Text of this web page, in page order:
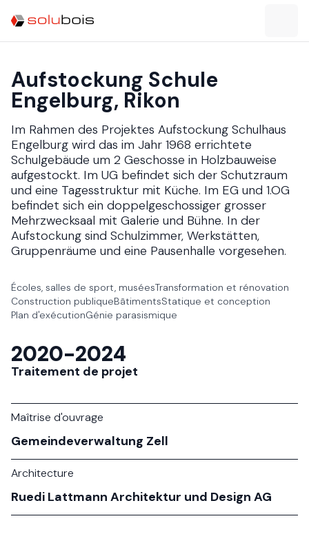
Aufstockung Schule
Engelburg, Rikon​​​​‌ ‍ ​‍​‍‌‍ ‌ ​‍‌‍‍‌‌‍‌ ‌‍‍‌‌‍ ‍​‍​‍​ ‍‍​‍​‍‌ ​ ‌‍​‌‌‍ ‍‌‍‍‌‌ ‌​‌ ‍‌​‍ ‍‌‍‍‌‌‍ ​‍​‍​‍ ​​‍​‍‌‍‍​‌ ​‍‌‍‌‌‌‍‌‍​‍​‍​ ‍‍​‍​‍‌‍‍​‌ ‌​‌ ‌​‌ ​​​ ‍‍​‍ ​‍ ‌‍ ​‌‍ ‌‍​ ‌‍​‌‌‍ ​‌‍‍​‌‍ ‌ ​ ‌ ‌​​ ‍‍​ ​ ​ ​ ​ ​ ​ ​ ​‍ ‌‍‍‌‌‍ ‍‌ ‌​‌‍‌‌‌‍ ‍‌ ‌​​‍ ‌‍‌‌‌‍‌​‌‍‍‌‌ ‌​​‍ ‌‍ ‌‌‍ ‌‍‌​‌‍‌‌​ ‌‌ ​​‌ ​‍‌‍‌‌‌ ​ ‌‍‌‌‌‍ ‍‌ ‌​‌‍​‌‌ ‌​‌‍‍‌‌‍ ‌‍ ‍​ ‍ ‌‍‍‌‌‍‌​​ ‌​ ‌‍​ ‌ ‌‍​ ​ ​ ‌‍‌‌​ ‍‌​ ‌​​ ​‍​‍ ‌​ ​​​ ‍​​ ​‌​ ​ ​‍ ‌​ ‌​‌‍‌‍​ ‌ ‌‍‌​​‍ ‌‌‍​‌​ ​‌‌‍‌‍​ ‍​​‍ ‌‌‍‌​​ ​​‌‍‌​​ ‌‌‌‍‌​‌‍‌​​ ‌‍​ ‌‍‌‍​ ​ ‌‌‌‍‌‍​ ‌‌​ ‍ ‌ ‌​‌ ‍‌‌ ​​‌‍‌‌​ ‌‌ ​​‌ ​‍‌‍ ‌‍‍‍‌‍‌‌‌‍​ ‌ ‌​​ ‍ ‌ ​​‌‍​‌‌ ‌​‌‍‍​​ ‌‌ ‌​‌‍‍‌‌ ‌​‌‍ ​‌‍‌‌​‍‌‌​ ‌‌‌​​‍‌‌ ‌‍‍ ‌‍‌‌‌ ‍‌​‍‌‌​ ​ ‌​‌​​‍‌‌​ ​ ‌​‌​​‍‌‌​ ​‍​ ​‍‌‍‌​‌‍‌‌​‍‌‌​ ​‍​ ​‍​‍‌‌​ ‌‌‌​‌​​‍ ‍‌ ‌‍‌‍​‌‌‍ ​‌ ‌‌‌‍‌‌​ ‌‍​‍‌‍​‌‌ ​ ‌‍‌‌‌‌‌‌‌ ​‍‌‍ ​​ ‌‌‍‍​‌ ‌​‌ ‌​‌ ​​​‍‌‌​ ​ ‌​​‌​‍‌‌​ ​‍‌​‌‍​‍‌‌​ ​‍‌​‌‍‌‍ ​‌‍ ‌‍​ ‌‍​‌‌‍ ​‌‍‍​‌‍ ‌ ​ ‌ ‌​​‍‌‌​ ​ ‌​​‌​ ​ ​ ​ ​ ​ ​ ​ ​‍‌‍‌‍‍‌‌‍‌​​ ‌​ ‌‍​ ‌ ‌‍​ ​ ​ ‌‍‌‌​ ‍‌​ ‌​​ ​‍​‍ ‌​ ​​​ ‍​​ ​‌​ ​ ​‍ ‌​ ‌​‌‍‌‍​ ‌ ‌‍‌​​‍ ‌‌‍​‌​ ​‌‌‍‌‍​ ‍​​‍ ‌‌‍‌​​ ​​‌‍‌​​ ‌‌‌‍‌​‌‍‌​​ ‌‍​ ‌‍‌‍​ ​ ‌‌‌‍‌‍​ ‌‌​‍‌‍‌ ‌​‌ ‍‌‌ ​​‌‍‌‌​ ‌‌ ​​‌ ​‍‌‍ ‌‍‍‍‌‍‌‌‌‍​ ‌ ‌​​‍‌‍‌ ​​‌‍​‌‌ ‌​‌‍‍​​ ‌‌ ‌​‌‍‍‌‌ ‌​‌‍ ​‌‍‌‌​‍‌‌​ ‌‌‌​​‍‌‌ ‌‍‍ ‌‍‌‌‌ ‍‌​‍‌‌​ ​ ‌​‌​​‍‌‌​ ​ ‌​‌​​‍‌‌​ ​‍​ ​‍‌‍‌​‌‍‌‌​‍‌‌​ ​‍​ ​‍​‍‌‌​ ‌‌‌​‌​​‍ ‍‌ ‌‍‌‍​‌‌‍ ​‌ ‌‌‌‍‌‌​‍‌‍‌ ​​‌‍‌‌‌ ​‍‌ ​ ‌ ​​‌‍‌‌‌‍​ ‌ ‌​‌‍‍‌‌ ‌‍‌‍‌‌​ ‌‌ ​​‌ ‌‌‌‍​‍‌‍ ​‌‍‍‌‌ ​ ‌‍‍​‌‍‌‌‌‍‌​​‍​‍‌ ‌
Im Rahmen des Projektes Aufstockung Schulhaus
Engelburg wird das im Jahr 1968 errichtete
Schulgebäude um 2 Geschosse in Holzbauweise
aufgestockt. Im UG befindet sich der Schutzraum
und eine Tagesstruktur mit Küche. Im EG und 1.OG
befindet sich ein doppelgeschossiger grosser
Mehrzwecksaal mit Galerie und Bühne. In der
Aufstockung sind Schulzimmer, Werkstätten,
Gruppenräume und eine Pausenhalle vorgesehen.​​​​‌ ‍ ​‍​‍‌‍ ‌ ​‍‌‍‍‌‌‍‌ ‌‍‍‌‌‍ ‍​‍​‍​ ‍‍​‍​‍‌ ​ ‌‍​‌‌‍ ‍‌‍‍‌‌ ‌​‌ ‍‌​‍ ‍‌‍‍‌‌‍ ​‍​‍​‍ ​​‍​‍‌‍‍​‌ ​‍‌‍‌‌‌‍‌‍​‍​‍​ ‍‍​‍​‍‌‍‍​‌ ‌​‌ ‌​‌ ​​​ ‍‍​‍ ​‍ ‌‍ ​‌‍ ‌‍​ ‌‍​‌‌‍ ​‌‍‍​‌‍ ‌ ​ ‌ ‌​​ ‍‍​ ​ ​ ​ ​ ​ ​ ​ ​‍ ‌‍‍‌‌‍ ‍‌ ‌​‌‍‌‌‌‍ ‍‌ ‌​​‍ ‌‍‌‌‌‍‌​‌‍‍‌‌ ‌​​‍ ‌‍ ‌‌‍ ‌‍‌​‌‍‌‌​ ‌‌ ​​‌ ​‍‌‍‌‌‌ ​ ‌‍‌‌‌‍ ‍‌ ‌​‌‍​‌‌ ‌​‌‍‍‌‌‍ ‌‍ ‍​ ‍ ‌‍‍‌‌‍‌​​ ‌​ ‌‍​ ‌ ‌‍​ ​ ​ ‌‍‌‌​ ‍‌​ ‌​​ ​‍​‍ ‌​ ​​​ ‍​​ ​‌​ ​ ​‍ ‌​ ‌​‌‍‌‍​ ‌ ‌‍‌​​‍ ‌‌‍​‌​ ​‌‌‍‌‍​ ‍​​‍ ‌‌‍‌​​ ​​‌‍‌​​ ‌‌‌‍‌​‌‍‌​​ ‌‍​ ‌‍‌‍​ ​ ‌‌‌‍‌‍​ ‌‌​ ‍ ‌ ‌​‌ ‍‌‌ ​​‌‍‌‌​ ‌‌ ​​‌ ​‍‌‍ ‌‍‍‍‌‍‌‌‌‍​ ‌ ‌​​ ‍ ‌ ​​‌‍​‌‌ ‌​‌‍‍​​ ‌‌ ​ ‌‍‍​‌‍ ‌ ​‍‌ ‌​‌​‌​‌‍‌‌‌ ​ ‌‍​ ‌ ​‍‌‍‍‌‌ ​​‌ ‌​‌‍‍‌‌‍ ‌‍ ‍​‍‌‌​ ‌‌‌​​‍‌‌ ‌‍‍ ‌‍‌‌‌ ‍‌​‍‌‌​ ​ ‌​‌​​‍‌‌​ ​ ‌​‌​​‍‌‌​ ​‍​ ​‍‌‍‌​‌‍‌‌​‍‌‌​ ​‍​ ​‍​‍‌‌​ ‌‌‌​‌​​‍ ‍‌ ‌‍‌‍​‌‌‍ ​‌ ‌‌‌‍‌‌​ ‌‍​‍‌‍​‌‌ ​ ‌‍‌‌‌‌‌‌‌ ​‍‌‍ ​​ ‌‌‍‍​‌ ‌​‌ ‌​‌ ​​​‍‌‌​ ​ ‌​​‌​‍‌‌​ ​‍‌​‌‍​‍‌‌​ ​‍‌​‌‍‌‍ ​‌‍ ‌‍​ ‌‍​‌‌‍ ​‌‍‍​‌‍ ‌ ​ ‌ ‌​​‍‌‌​ ​ ‌​​‌​ ​ ​ ​ ​ ​ ​ ​ ​‍‌‍‌‍‍‌‌‍‌​​ ‌​ ‌‍​ ‌ ‌‍​ ​ ​ ‌‍‌‌​ ‍‌​ ‌​​ ​‍​‍ ‌​ ​​​ ‍​​ ​‌​ ​ ​‍ ‌​ ‌​‌‍‌‍​ ‌ ‌‍‌​​‍ ‌‌‍​‌​ ​‌‌‍‌‍​ ‍​​‍ ‌‌‍‌​​ ​​‌‍‌​​ ‌‌‌‍‌​‌‍‌​​ ‌‍​ ‌‍‌‍​ ​ ‌‌‌‍‌‍​ ‌‌​‍‌‍‌ ‌​‌ ‍‌‌ ​​‌‍‌‌​ ‌‌ ​​‌ ​‍‌‍ ‌‍‍‍‌‍‌‌‌‍​ ‌ ‌​​‍‌‍‌ ​​‌‍​‌‌ ‌​‌‍‍​​ ‌‌ ​ ‌‍‍​‌‍ ‌ ​‍‌ ‌​‌​‌​‌‍‌‌‌ ​ ‌‍​ ‌ ​‍‌‍‍‌‌ ​​‌ ‌​‌‍‍‌‌‍ ‌‍ ‍​‍‌‌​ ‌‌‌​​‍‌‌ ‌‍‍ ‌‍‌‌‌ ‍‌​‍‌‌​ ​ ‌​‌​​‍‌‌​ ​ ‌​‌​​‍‌‌​ ​‍​ ​‍‌‍‌​‌‍‌‌​‍‌‌​ ​‍​ ​‍​‍‌‌​ ‌‌‌​‌​​‍ ‍‌ ‌‍‌‍​‌‌‍ ​‌ ‌‌‌‍‌‌​‍‌‍‌ ​​‌‍‌‌‌ ​‍‌ ​ ‌ ​​‌‍‌‌‌‍​ ‌ ‌​‌‍‍‌‌ ‌‍‌‍‌‌​ ‌‌ ​​‌ ‌‌‌‍​‍‌‍ ​‌‍‍‌‌ ​ ‌‍‍​‌‍‌‌‌‍‌​​‍​‍‌ ‌
Écoles, salles de sport, musées​​​​‌ ‍ ​‍​‍‌‍ ‌ ​‍‌‍‍‌‌‍‌ ‌‍‍‌‌‍ ‍​‍​‍​ ‍‍​‍​‍‌ ​ ‌‍​‌‌‍ ‍‌‍‍‌‌ ‌​‌ ‍‌​‍ ‍‌‍‍‌‌‍ ​‍​‍​‍ ​​‍​‍‌‍‍​‌ ​‍‌‍‌‌‌‍‌‍​‍​‍​ ‍‍​‍​‍‌‍‍​‌ ‌​‌ ‌​‌ ​​​ ‍‍​‍ ​‍ ‌‍ ​‌‍ ‌‍​ ‌‍​‌‌‍ ​‌‍‍​‌‍ ‌ ​ ‌ ‌​​ ‍‍​ ​ ​ ​ ​ ​ ​ ​ ​‍ ‌‍‍‌‌‍ ‍‌ ‌​‌‍‌‌‌‍ ‍‌ ‌​​‍ ‌‍‌‌‌‍‌​‌‍‍‌‌ ‌​​‍ ‌‍ ‌‌‍ ‌‍‌​‌‍‌‌​ ‌‌ ​​‌ ​‍‌‍‌‌‌ ​ ‌‍‌‌‌‍ ‍‌ ‌​‌‍​‌‌ ‌​‌‍‍‌‌‍ ‌‍ ‍​ ‍ ‌‍‍‌‌‍‌​​ ‌‌ ‌ ‌‍​‍‌ ​ ‌‍ ​​ ‌​‌‍ ‍‌​​‍‌​ ‌‌‌​‍‌‍ ‌‌​ ‌‌‍‌‍‌‌‌ ‌ ‌‌‌​​‍‌ ​​‌​​‍‌‌‍​​ ‌ ‌​‍‌‌ ​​‌‍‍‌​ ‍ ‌ ‌​‌ ‍‌‌ ​​‌‍‌‌​ ‌‌ ​​‌ ​‍‌‍ ‌‍‍‍‌‍‌‌‌‍​ ‌ ‌​‌​​ ‌‍​‌‌ ‌​‌‍‌‌‌‍‌ ‌‍ ‌ ​‍‌ ‍‌​ ‍ ‌ ​​‌‍​‌‌ ‌​‌‍‍​​ ‌‌‍ ‍‌‍​‌‌‍ ‌‌‍‌‌​‍‌‌​ ‌‌‌​​‍‌‌ ‌‍‍ ‌‍‌‌‌ ‍‌​‍‌‌​ ​ ‌​‌​​‍‌‌​ ​ ‌​‌​​‍‌‌​ ​‍​ ​‍‌‍‌‍‌ ​‍​‍‌‌​ ​‍​ ​‍​‍‌‌​ ‌‌‌​‌​​‍ ‍‌ ‌‍‌‍​‌‌‍ ​‌ ‌‌‌‍‌‌​ ‌‍​‍‌‍​‌‌ ​ ‌‍‌‌‌‌‌‌‌ ​‍‌‍ ​​ ‌‌‍‍​‌ ‌​‌ ‌​‌ ​​​‍‌‌​ ​ ‌​​‌​‍‌‌​ ​‍‌​‌‍​‍‌‌​ ​‍‌​‌‍‌‍ ​‌‍ ‌‍​ ‌‍​‌‌‍ ​‌‍‍​‌‍ ‌ ​ ‌ ‌​​‍‌‌​ ​ ‌​​‌​ ​ ​ ​ ​ ​ ​ ​ ​‍‌‍‌‍‍‌‌‍‌​​ ‌‌ ‌ ‌‍​‍‌ ​ ‌‍ ​​ ‌​‌‍ ‍‌​​‍‌​ ‌‌‌​‍‌‍ ‌‌​ ‌‌‍‌‍‌‌‌ ‌ ‌‌‌​​‍‌ ​​‌​​‍‌‌‍​​ ‌ ‌​‍‌‌ ​​‌‍‍‌​‍‌‍‌ ‌​‌ ‍‌‌ ​​‌‍‌‌​ ‌‌ ​​‌ ​‍‌‍ ‌‍‍‍‌‍‌‌‌‍​ ‌ ‌​‌​​ ‌‍​‌‌ ‌​‌‍‌‌‌‍‌ ‌‍ ‌ ​‍‌ ‍‌​‍‌‍‌ ​​‌‍​‌‌ ‌​‌‍‍​​ ‌‌‍ ‍‌‍​‌‌‍ ‌‌‍‌‌​‍‌‌​ ‌‌‌​​‍‌‌ ‌‍‍ ‌‍‌‌‌ ‍‌​‍‌‌​ ​ ‌​‌​​‍‌‌​ ​ ‌​‌​​‍‌‌​ ​‍​ ​‍‌‍‌‍‌ ​‍​‍‌‌​ ​‍​ ​‍​‍‌‌​ ‌‌‌​‌​​‍ ‍‌ ‌‍‌‍​‌‌‍ ​‌ ‌‌‌‍‌‌​‍‌‍‌ ​​‌‍‌‌‌ ​‍‌ ​ ‌ ​​‌‍‌‌‌‍​ ‌ ‌​‌‍‍‌‌ ‌‍‌‍‌‌​ ‌‌ ​​‌ ‌‌‌‍​‍‌‍ ​‌‍‍‌‌ ​ ‌‍‍​‌‍‌‌‌‍‌​​‍​‍‌ ‌Transformation et rénovation​​​​‌ ‍ ​‍​‍‌‍ ‌ ​‍‌‍‍‌‌‍‌ ‌‍‍‌‌‍ ‍​‍​‍​ ‍‍​‍​‍‌ ​ ‌‍​‌‌‍ ‍‌‍‍‌‌ ‌​‌ ‍‌​‍ ‍‌‍‍‌‌‍ ​‍​‍​‍ ​​‍​‍‌‍‍​‌ ​‍‌‍‌‌‌‍‌‍​‍​‍​ ‍‍​‍​‍‌‍‍​‌ ‌​‌ ‌​‌ ​​​ ‍‍​‍ ​‍ ‌‍ ​‌‍ ‌‍​ ‌‍​‌‌‍ ​‌‍‍​‌‍ ‌ ​ ‌ ‌​​ ‍‍​ ​ ​ ​ ​ ​ ​ ​ ​‍ ‌‍‍‌‌‍ ‍‌ ‌​‌‍‌‌‌‍ ‍‌ ‌​​‍ ‌‍‌‌‌‍‌​‌‍‍‌‌ ‌​​‍ ‌‍ ‌‌‍ ‌‍‌​‌‍‌‌​ ‌‌ ​​‌ ​‍‌‍‌‌‌ ​ ‌‍‌‌‌‍ ‍‌ ‌​‌‍​‌‌ ‌​‌‍‍‌‌‍ ‌‍ ‍​ ‍ ‌‍‍‌‌‍‌​​ ‌‌‌‍‌‌‍‍‌‌​‍‍‌‍‍‍‌ ​​‌ ‌‌‌ ‍​‌‍‍​‌ ‌ ​ ​ ‌‍‍‍‌‌‌​‌‍‌ ​ ‍‌‌ ‌ ​ ‌‍‌​‍‌‌‍‍ ‌‍ ‍‌‍‌‌‌‍‌​​ ​‍​ ‍ ‌ ‌​‌ ‍‌‌ ​​‌‍‌‌​ ‌‌ ​​‌ ​‍‌‍ ‌‍‍‍‌‍‌‌‌‍​ ‌ ‌​‌​​ ‌‍​‌‌ ‌​‌‍‌‌‌‍‌ ‌‍ ‌ ​‍‌ ‍‌​ ‍ ‌ ​​‌‍​‌‌ ‌​‌‍‍​​ ‌‌‍ ‍‌‍​‌‌‍ ‌‌‍‌‌​‍‌‌​ ‌‌‌​​‍‌‌ ‌‍‍ ‌‍‌‌‌ ‍‌​‍‌‌​ ​ ‌​‌​​‍‌‌​ ​ ‌​‌​​‍‌‌​ ​‍​ ​‍‌‍‌‍‌ ​‍​‍‌‌​ ​‍​ ​‍​‍‌‌​ ‌‌‌​‌​​‍ ‍‌ ‌‍‌‍​‌‌‍ ​‌ ‌‌‌‍‌‌​ ‌‍​‍‌‍​‌‌ ​ ‌‍‌‌‌‌‌‌‌ ​‍‌‍ ​​ ‌‌‍‍​‌ ‌​‌ ‌​‌ ​​​‍‌‌​ ​ ‌​​‌​‍‌‌​ ​‍‌​‌‍​‍‌‌​ ​‍‌​‌‍‌‍ ​‌‍ ‌‍​ ‌‍​‌‌‍ ​‌‍‍​‌‍ ‌ ​ ‌ ‌​​‍‌‌​ ​ ‌​​‌​ ​ ​ ​ ​ ​ ​ ​ ​‍‌‍‌‍‍‌‌‍‌​​ ‌‌‌‍‌‌‍‍‌‌​‍‍‌‍‍‍‌ ​​‌ ‌‌‌ ‍​‌‍‍​‌ ‌ ​ ​ ‌‍‍‍‌‌‌​‌‍‌ ​ ‍‌‌ ‌ ​ ‌‍‌​‍‌‌‍‍ ‌‍ ‍‌‍‌‌‌‍‌​​ ​‍​‍‌‍‌ ‌​‌ ‍‌‌ ​​‌‍‌‌​ ‌‌ ​​‌ ​‍‌‍ ‌‍‍‍‌‍‌‌‌‍​ ‌ ‌​‌​​ ‌‍​‌‌ ‌​‌‍‌‌‌‍‌ ‌‍ ‌ ​‍‌ ‍‌​‍‌‍‌ ​​‌‍​‌‌ ‌​‌‍‍​​ ‌‌‍ ‍‌‍​‌‌‍ ‌‌‍‌‌​‍‌‌​ ‌‌‌​​‍‌‌ ‌‍‍ ‌‍‌‌‌ ‍‌​‍‌‌​ ​ ‌​‌​​‍‌‌​ ​ ‌​‌​​‍‌‌​ ​‍​ ​‍‌‍‌‍‌ ​‍​‍‌‌​ ​‍​ ​‍​‍‌‌​ ‌‌‌​‌​​‍ ‍‌ ‌‍‌‍​‌‌‍ ​‌ ‌‌‌‍‌‌​‍‌‍‌ ​​‌‍‌‌‌ ​‍‌ ​ ‌ ​​‌‍‌‌‌‍​ ‌ ‌​‌‍‍‌‌ ‌‍‌‍‌‌​ ‌‌ ​​‌ ‌‌‌‍​‍‌‍ ​‌‍‍‌‌ ​ ‌‍‍​‌‍‌‌‌‍‌​​‍​‍‌ ‌
Construction publique​​​​‌ ‍ ​‍​‍‌‍ ‌ ​‍‌‍‍‌‌‍‌ ‌‍‍‌‌‍ ‍​‍​‍​ ‍‍​‍​‍‌ ​ ‌‍​‌‌‍ ‍‌‍‍‌‌ ‌​‌ ‍‌​‍ ‍‌‍‍‌‌‍ ​‍​‍​‍ ​​‍​‍‌‍‍​‌ ​‍‌‍‌‌‌‍‌‍​‍​‍​ ‍‍​‍​‍‌‍‍​‌ ‌​‌ ‌​‌ ​​​ ‍‍​‍ ​‍ ‌‍ ​‌‍ ‌‍​ ‌‍​‌‌‍ ​‌‍‍​‌‍ ‌ ​ ‌ ‌​​ ‍‍​ ​ ​ ​ ​ ​ ​ ​ ​‍ ‌‍‍‌‌‍ ‍‌ ‌​‌‍‌‌‌‍ ‍‌ ‌​​‍ ‌‍‌‌‌‍‌​‌‍‍‌‌ ‌​​‍ ‌‍ ‌‌‍ ‌‍‌​‌‍‌‌​ ‌‌ ​​‌ ​‍‌‍‌‌‌ ​ ‌‍‌‌‌‍ ‍‌ ‌​‌‍​‌‌ ‌​‌‍‍‌‌‍ ‌‍ ‍​ ‍ ‌‍‍‌‌‍‌​​ ‌‌‌‌‍‌​‌‍‌‌​ ‌​ ​‌ ‌‍‌ ​ ‌​ ​‌ ‍‍‌‌​‌‌‌‍​‌‍ ‌‌​‌‌ ​​‌‌‍​‌ ‍‌‌‍‌‍‌‍‍​‌ ‌‍‌​ ‌‌‍​‌​ ​‌‌​​​ ‍ ‌ ‌​‌ ‍‌‌ ​​‌‍‌‌​ ‌‌ ​​‌ ​‍‌‍ ‌‍‍‍‌‍‌‌‌‍​ ‌ ‌​‌​​ ‌‍​‌‌ ‌​‌‍‌‌‌‍‌ ‌‍ ‌ ​‍‌ ‍‌​ ‍ ‌ ​​‌‍​‌‌ ‌​‌‍‍​​ ‌‌‍ ‍‌‍​‌‌‍ ‌‌‍‌‌​‍‌‌​ ‌‌‌​​‍‌‌ ‌‍‍ ‌‍‌‌‌ ‍‌​‍‌‌​ ​ ‌​‌​​‍‌‌​ ​ ‌​‌​​‍‌‌​ ​‍​ ​‍‌‍‌‍‌ ​‍​‍‌‌​ ​‍​ ​‍​‍‌‌​ ‌‌‌​‌​​‍ ‍‌ ‌‍‌‍​‌‌‍ ​‌ ‌‌‌‍‌‌​ ‌‍​‍‌‍​‌‌ ​ ‌‍‌‌‌‌‌‌‌ ​‍‌‍ ​​ ‌‌‍‍​‌ ‌​‌ ‌​‌ ​​​‍‌‌​ ​ ‌​​‌​‍‌‌​ ​‍‌​‌‍​‍‌‌​ ​‍‌​‌‍‌‍ ​‌‍ ‌‍​ ‌‍​‌‌‍ ​‌‍‍​‌‍ ‌ ​ ‌ ‌​​‍‌‌​ ​ ‌​​‌​ ​ ​ ​ ​ ​ ​ ​ ​‍‌‍‌‍‍‌‌‍‌​​ ‌‌‌‌‍‌​‌‍‌‌​ ‌​ ​‌ ‌‍‌ ​ ‌​ ​‌ ‍‍‌‌​‌‌‌‍​‌‍ ‌‌​‌‌ ​​‌‌‍​‌ ‍‌‌‍‌‍‌‍‍​‌ ‌‍‌​ ‌‌‍​‌​ ​‌‌​​​‍‌‍‌ ‌​‌ ‍‌‌ ​​‌‍‌‌​ ‌‌ ​​‌ ​‍‌‍ ‌‍‍‍‌‍‌‌‌‍​ ‌ ‌​‌​​ ‌‍​‌‌ ‌​‌‍‌‌‌‍‌ ‌‍ ‌ ​‍‌ ‍‌​‍‌‍‌ ​​‌‍​‌‌ ‌​‌‍‍​​ ‌‌‍ ‍‌‍​‌‌‍ ‌‌‍‌‌​‍‌‌​ ‌‌‌​​‍‌‌ ‌‍‍ ‌‍‌‌‌ ‍‌​‍‌‌​ ​ ‌​‌​​‍‌‌​ ​ ‌​‌​​‍‌‌​ ​‍​ ​‍‌‍‌‍‌ ​‍​‍‌‌​ ​‍​ ​‍​‍‌‌​ ‌‌‌​‌​​‍ ‍‌ ‌‍‌‍​‌‌‍ ​‌ ‌‌‌‍‌‌​‍‌‍‌ ​​‌‍‌‌‌ ​‍‌ ​ ‌ ​​‌‍‌‌‌‍​ ‌ ‌​‌‍‍‌‌ ‌‍‌‍‌‌​ ‌‌ ​​‌ ‌‌‌‍​‍‌‍ ​‌‍‍‌‌ ​ ‌‍‍​‌‍‌‌‌‍‌​​‍​‍‌ ‌Bâtiments​​​​‌ ‍ ​‍​‍‌‍ ‌ ​‍‌‍‍‌‌‍‌ ‌‍‍‌‌‍ ‍​‍​‍​ ‍‍​‍​‍‌ ​ ‌‍​‌‌‍ ‍‌‍‍‌‌ ‌​‌ ‍‌​‍ ‍‌‍‍‌‌‍ ​‍​‍​‍ ​​‍​‍‌‍‍​‌ ​‍‌‍‌‌‌‍‌‍​‍​‍​ ‍‍​‍​‍‌‍‍​‌ ‌​‌ ‌​‌ ​​​ ‍‍​‍ ​‍ ‌‍ ​‌‍ ‌‍​ ‌‍​‌‌‍ ​‌‍‍​‌‍ ‌ ​ ‌ ‌​​ ‍‍​ ​ ​ ​ ​ ​ ​ ​ ​‍ ‌‍‍‌‌‍ ‍‌ ‌​‌‍‌‌‌‍ ‍‌ ‌​​‍ ‌‍‌‌‌‍‌​‌‍‍‌‌ ‌​​‍ ‌‍ ‌‌‍ ‌‍‌​‌‍‌‌​ ‌‌ ​​‌ ​‍‌‍‌‌‌ ​ ‌‍‌‌‌‍ ‍‌ ‌​‌‍​‌‌ ‌​‌‍‍‌‌‍ ‌‍ ‍​ ‍ ‌‍‍‌‌‍‌​​ ‌‌‍‌‍‌‍‌​‌‍‌‍‌‍ ‍‌‌​​‌ ‍​‌‌‍​‌‍‌​‌​‌‍‌‌‍‍‌ ‌ ‌​‌​‌​​ ‌​‍ ‌‍‍‍​ ‍‌‌‍​ ‌‌‌ ‌‍‍‌​ ​‌‌‌‍‍‌​​‌​ ‍ ‌ ‌​‌ ‍‌‌ ​​‌‍‌‌​ ‌‌‍​ ‌‍ ‌‍ ‌‌ ​​‌‍‌‌‌ ‌​‌‍‌‌‌‍ ‍‌‍​ ‌‍‌‌​ ‍ ‌ ​​‌‍​‌‌ ‌​‌‍‍​​ ‌‌‍ ‍‌‍​‌‌‍ ‌‌‍‌‌​‍‌‌​ ‌‌‌​​‍‌‌ ‌‍‍ ‌‍‌‌‌ ‍‌​‍‌‌​ ​ ‌​‌​​‍‌‌​ ​ ‌​‌​​‍‌‌​ ​‍​ ​‍‌‍‌‍‌ ​‍​‍‌‌​ ​‍​ ​‍​‍‌‌​ ‌‌‌​‌​​‍ ‍‌ ‌‍‌‍​‌‌‍ ​‌ ‌‌‌‍‌‌​ ‌‍​‍‌‍​‌‌ ​ ‌‍‌‌‌‌‌‌‌ ​‍‌‍ ​​ ‌‌‍‍​‌ ‌​‌ ‌​‌ ​​​‍‌‌​ ​ ‌​​‌​‍‌‌​ ​‍‌​‌‍​‍‌‌​ ​‍‌​‌‍‌‍ ​‌‍ ‌‍​ ‌‍​‌‌‍ ​‌‍‍​‌‍ ‌ ​ ‌ ‌​​‍‌‌​ ​ ‌​​‌​ ​ ​ ​ ​ ​ ​ ​ ​‍‌‍‌‍‍‌‌‍‌​​ ‌‌‍‌‍‌‍‌​‌‍‌‍‌‍ ‍‌‌​​‌ ‍​‌‌‍​‌‍‌​‌​‌‍‌‌‍‍‌ ‌ ‌​‌​‌​​ ‌​‍ ‌‍‍‍​ ‍‌‌‍​ ‌‌‌ ‌‍‍‌​ ​‌‌‌‍‍‌​​‌​‍‌‍‌ ‌​‌ ‍‌‌ ​​‌‍‌‌​ ‌‌‍​ ‌‍ ‌‍ ‌‌ ​​‌‍‌‌‌ ‌​‌‍‌‌‌‍ ‍‌‍​ ‌‍‌‌​‍‌‍‌ ​​‌‍​‌‌ ‌​‌‍‍​​ ‌‌‍ ‍‌‍​‌‌‍ ‌‌‍‌‌​‍‌‌​ ‌‌‌​​‍‌‌ ‌‍‍ ‌‍‌‌‌ ‍‌​‍‌‌​ ​ ‌​‌​​‍‌‌​ ​ ‌​‌​​‍‌‌​ ​‍​ ​‍‌‍‌‍‌ ​‍​‍‌‌​ ​‍​ ​‍​‍‌‌​ ‌‌‌​‌​​‍ ‍‌ ‌‍‌‍​‌‌‍ ​‌ ‌‌‌‍‌‌​‍‌‍‌ ​​‌‍‌‌‌ ​‍‌ ​ ‌ ​​‌‍‌‌‌‍​ ‌ ‌​‌‍‍‌‌ ‌‍‌‍‌‌​ ‌‌ ​​‌ ‌‌‌‍​‍‌‍ ​‌‍‍‌‌ ​ ‌‍‍​‌‍‌‌‌‍‌​​‍​‍‌ ‌Statique et conception​​​​‌ ‍ ​‍​‍‌‍ ‌ ​‍‌‍‍‌‌‍‌ ‌‍‍‌‌‍ ‍​‍​‍​ ‍‍​‍​‍‌ ​ ‌‍​‌‌‍ ‍‌‍‍‌‌ ‌​‌ ‍‌​‍ ‍‌‍‍‌‌‍ ​‍​‍​‍ ​​‍​‍‌‍‍​‌ ​‍‌‍‌‌‌‍‌‍​‍​‍​ ‍‍​‍​‍‌‍‍​‌ ‌​‌ ‌​‌ ​​​ ‍‍​‍ ​‍ ‌‍ ​‌‍ ‌‍​ ‌‍​‌‌‍ ​‌‍‍​‌‍ ‌ ​ ‌ ‌​​ ‍‍​ ​ ​ ​ ​ ​ ​ ​ ​‍ ‌‍‍‌‌‍ ‍‌ ‌​‌‍‌‌‌‍ ‍‌ ‌​​‍ ‌‍‌‌‌‍‌​‌‍‍‌‌ ‌​​‍ ‌‍ ‌‌‍ ‌‍‌​‌‍‌‌​ ‌‌ ​​‌ ​‍‌‍‌‌‌ ​ ‌‍‌‌‌‍ ‍‌ ‌​‌‍​‌‌ ‌​‌‍‍‌‌‍ ‌‍ ‍​ ‍ ‌‍‍‌‌‍‌​​ ‌​ ​ ​ ‍‌​ ​​​ ‌‌‌‍‌‌​ ​‍​ ​‍​ ‌‍​‍ ‌‌‍‌​​ ‍‌‌‍‌‍​ ‍‌​‍ ‌​ ‌​‌‍​‌​ ‌‌​ ‌​​‍ ‌​ ‍​​ ​ ​ ​ ​ ‍​​‍ ‌​ ​‌‌‍‌​​ ​​‌‍​ ‌‍‌‍​ ​‌​ ‍‌​ ‌‌​ ‌‌‌‍‌‍‌‍​‍​ ‌ ​ ‍ ‌ ‌​‌ ‍‌‌ ​​‌‍‌‌​ ‌‌‍​ ‌‍ ‌‍ ‌‌ ​​‌‍‌‌‌ ‌​‌‍‌‌‌‍ ‍‌‍​ ‌‍‌‌​ ‍ ‌ ​​‌‍​‌‌ ‌​‌‍‍​​ ‌‌‍ ‍‌‍​‌‌‍ ‌‌‍‌‌​‍‌‌​ ‌‌‌​​‍‌‌ ‌‍‍ ‌‍‌‌‌ ‍‌​‍‌‌​ ​ ‌​‌​​‍‌‌​ ​ ‌​‌​​‍‌‌​ ​‍​ ​‍‌‍‌‍‌ ​‍​‍‌‌​ ​‍​ ​‍​‍‌‌​ ‌‌‌​‌​​‍ ‍‌ ‌‍‌‍​‌‌‍ ​‌ ‌‌‌‍‌‌​ ‌‍​‍‌‍​‌‌ ​ ‌‍‌‌‌‌‌‌‌ ​‍‌‍ ​​ ‌‌‍‍​‌ ‌​‌ ‌​‌ ​​​‍‌‌​ ​ ‌​​‌​‍‌‌​ ​‍‌​‌‍​‍‌‌​ ​‍‌​‌‍‌‍ ​‌‍ ‌‍​ ‌‍​‌‌‍ ​‌‍‍​‌‍ ‌ ​ ‌ ‌​​‍‌‌​ ​ ‌​​‌​ ​ ​ ​ ​ ​ ​ ​ ​‍‌‍‌‍‍‌‌‍‌​​ ‌​ ​ ​ ‍‌​ ​​​ ‌‌‌‍‌‌​ ​‍​ ​‍​ ‌‍​‍ ‌‌‍‌​​ ‍‌‌‍‌‍​ ‍‌​‍ ‌​ ‌​‌‍​‌​ ‌‌​ ‌​​‍ ‌​ ‍​​ ​ ​ ​ ​ ‍​​‍ ‌​ ​‌‌‍‌​​ ​​‌‍​ ‌‍‌‍​ ​‌​ ‍‌​ ‌‌​ ‌‌‌‍‌‍‌‍​‍​ ‌ ​‍‌‍‌ ‌​‌ ‍‌‌ ​​‌‍‌‌​ ‌‌‍​ ‌‍ ‌‍ ‌‌ ​​‌‍‌‌‌ ‌​‌‍‌‌‌‍ ‍‌‍​ ‌‍‌‌​‍‌‍‌ ​​‌‍​‌‌ ‌​‌‍‍​​ ‌‌‍ ‍‌‍​‌‌‍ ‌‌‍‌‌​‍‌‌​ ‌‌‌​​‍‌‌ ‌‍‍ ‌‍‌‌‌ ‍‌​‍‌‌​ ​ ‌​‌​​‍‌‌​ ​ ‌​‌​​‍‌‌​ ​‍​ ​‍‌‍‌‍‌ ​‍​‍‌‌​ ​‍​ ​‍​‍‌‌​ ‌‌‌​‌​​‍ ‍‌ ‌‍‌‍​‌‌‍ ​‌ ‌‌‌‍‌‌​‍‌‍‌ ​​‌‍‌‌‌ ​‍‌ ​ ‌ ​​‌‍‌‌‌‍​ ‌ ‌​‌‍‍‌‌ ‌‍‌‍‌‌​ ‌‌ ​​‌ ‌‌‌‍​‍‌‍ ​‌‍‍‌‌ ​ ‌‍‍​‌‍‌‌‌‍‌​​‍​‍‌ ‌
Plan d'exécution​​​​‌ ‍ ​‍​‍‌‍ ‌ ​‍‌‍‍‌‌‍‌ ‌‍‍‌‌‍ ‍​‍​‍​ ‍‍​‍​‍‌ ​ ‌‍​‌‌‍ ‍‌‍‍‌‌ ‌​‌ ‍‌​‍ ‍‌‍‍‌‌‍ ​‍​‍​‍ ​​‍​‍‌‍‍​‌ ​‍‌‍‌‌‌‍‌‍​‍​‍​ ‍‍​‍​‍‌‍‍​‌ ‌​‌ ‌​‌ ​​​ ‍‍​‍ ​‍ ‌‍ ​‌‍ ‌‍​ ‌‍​‌‌‍ ​‌‍‍​‌‍ ‌ ​ ‌ ‌​​ ‍‍​ ​ ​ ​ ​ ​ ​ ​ ​‍ ‌‍‍‌‌‍ ‍‌ ‌​‌‍‌‌‌‍ ‍‌ ‌​​‍ ‌‍‌‌‌‍‌​‌‍‍‌‌ ‌​​‍ ‌‍ ‌‌‍ ‌‍‌​‌‍‌‌​ ‌‌ ​​‌ ​‍‌‍‌‌‌ ​ ‌‍‌‌‌‍ ‍‌ ‌​‌‍​‌‌ ‌​‌‍‍‌‌‍ ‌‍ ‍​ ‍ ‌‍‍‌‌‍‌​​ ‌​ ​‌‌‍​‌‌‍‌‍‌‍​‌​ ‌​‌‍‌‌​ ​ ​ ‍​​‍ ‌​ ‌‍‌‍​‍‌‍​‌‌‍‌‍​‍ ‌​ ‌​​ ‌​‌‍​‍​ ‌‍​‍ ‌​ ‍​​ ‌‍‌‍​ ‌‍‌‌​‍ ‌‌‍​‍‌‍​ ‌‍‌‌‌‍​ ​ ​​​ ‌​​ ​ ​ ‌‍​ ‌‍​ ​ ​ ‌‍​ ​​​ ‍ ‌ ‌​‌ ‍‌‌ ​​‌‍‌‌​ ‌‌‍​ ‌‍ ‌‍ ‌‌ ​​‌‍‌‌‌ ‌​‌‍‌‌‌‍ ‍‌‍​ ‌‍‌‌​ ‍ ‌ ​​‌‍​‌‌ ‌​‌‍‍​​ ‌‌‍ ‍‌‍​‌‌‍ ‌‌‍‌‌​‍‌‌​ ‌‌‌​​‍‌‌ ‌‍‍ ‌‍‌‌‌ ‍‌​‍‌‌​ ​ ‌​‌​​‍‌‌​ ​ ‌​‌​​‍‌‌​ ​‍​ ​‍‌‍‌‍‌ ​‍​‍‌‌​ ​‍​ ​‍​‍‌‌​ ‌‌‌​‌​​‍ ‍‌ ‌‍‌‍​‌‌‍ ​‌ ‌‌‌‍‌‌​ ‌‍​‍‌‍​‌‌ ​ ‌‍‌‌‌‌‌‌‌ ​‍‌‍ ​​ ‌‌‍‍​‌ ‌​‌ ‌​‌ ​​​‍‌‌​ ​ ‌​​‌​‍‌‌​ ​‍‌​‌‍​‍‌‌​ ​‍‌​‌‍‌‍ ​‌‍ ‌‍​ ‌‍​‌‌‍ ​‌‍‍​‌‍ ‌ ​ ‌ ‌​​‍‌‌​ ​ ‌​​‌​ ​ ​ ​ ​ ​ ​ ​ ​‍‌‍‌‍‍‌‌‍‌​​ ‌​ ​‌‌‍​‌‌‍‌‍‌‍​‌​ ‌​‌‍‌‌​ ​ ​ ‍​​‍ ‌​ ‌‍‌‍​‍‌‍​‌‌‍‌‍​‍ ‌​ ‌​​ ‌​‌‍​‍​ ‌‍​‍ ‌​ ‍​​ ‌‍‌‍​ ‌‍‌‌​‍ ‌‌‍​‍‌‍​ ‌‍‌‌‌‍​ ​ ​​​ ‌​​ ​ ​ ‌‍​ ‌‍​ ​ ​ ‌‍​ ​​​‍‌‍‌ ‌​‌ ‍‌‌ ​​‌‍‌‌​ ‌‌‍​ ‌‍ ‌‍ ‌‌ ​​‌‍‌‌‌ ‌​‌‍‌‌‌‍ ‍‌‍​ ‌‍‌‌​‍‌‍‌ ​​‌‍​‌‌ ‌​‌‍‍​​ ‌‌‍ ‍‌‍​‌‌‍ ‌‌‍‌‌​‍‌‌​ ‌‌‌​​‍‌‌ ‌‍‍ ‌‍‌‌‌ ‍‌​‍‌‌​ ​ ‌​‌​​‍‌‌​ ​ ‌​‌​​‍‌‌​ ​‍​ ​‍‌‍‌‍‌ ​‍​‍‌‌​ ​‍​ ​‍​‍‌‌​ ‌‌‌​‌​​‍ ‍‌ ‌‍‌‍​‌‌‍ ​‌ ‌‌‌‍‌‌​‍‌‍‌ ​​‌‍‌‌‌ ​‍‌ ​ ‌ ​​‌‍‌‌‌‍​ ‌ ‌​‌‍‍‌‌ ‌‍‌‍‌‌​ ‌‌ ​​‌ ‌‌‌‍​‍‌‍ ​‌‍‍‌‌ ​ ‌‍‍​‌‍‌‌‌‍‌​​‍​‍‌ ‌Génie parasismique​​​​‌ ‍ ​‍​‍‌‍ ‌ ​‍‌‍‍‌‌‍‌ ‌‍‍‌‌‍ ‍​‍​‍​ ‍‍​‍​‍‌ ​ ‌‍​‌‌‍ ‍‌‍‍‌‌ ‌​‌ ‍‌​‍ ‍‌‍‍‌‌‍ ​‍​‍​‍ ​​‍​‍‌‍‍​‌ ​‍‌‍‌‌‌‍‌‍​‍​‍​ ‍‍​‍​‍‌‍‍​‌ ‌​‌ ‌​‌ ​​​ ‍‍​‍ ​‍ ‌‍ ​‌‍ ‌‍​ ‌‍​‌‌‍ ​‌‍‍​‌‍ ‌ ​ ‌ ‌​​ ‍‍​ ​ ​ ​ ​ ​ ​ ​ ​‍ ‌‍‍‌‌‍ ‍‌ ‌​‌‍‌‌‌‍ ‍‌ ‌​​‍ ‌‍‌‌‌‍‌​‌‍‍‌‌ ‌​​‍ ‌‍ ‌‌‍ ‌‍‌​‌‍‌‌​ ‌‌ ​​‌ ​‍‌‍‌‌‌ ​ ‌‍‌‌‌‍ ‍‌ ‌​‌‍​‌‌ ‌​‌‍‍‌‌‍ ‌‍ ‍​ ‍ ‌‍‍‌‌‍‌​​ ‌​ ‍‌​ ​‌‌ ‌‍‌‍ ‌‌​‌‍‌‍‌​‌‍‌ ‌‌​‍‌ ‍‍​ ‌‌‌‌‌‌‌​‌‍‌​‌‌‌‌‍‌‌‍​‍​ ‌‍‌‌​ ‌‌‌​‌‍ ‌‌​‍​‌ ​ ​ ‍‌​ ‍ ‌ ‌​‌ ‍‌‌ ​​‌‍‌‌​ ‌‌‍​ ‌‍ ‌‍ ‌‌ ​​‌‍‌‌‌ ‌​‌‍‌‌‌‍ ‍‌‍​ ‌‍‌‌​ ‍ ‌ ​​‌‍​‌‌ ‌​‌‍‍​​ ‌‌‍ ‍‌‍​‌‌‍ ‌‌‍‌‌​‍‌‌​ ‌‌‌​​‍‌‌ ‌‍‍ ‌‍‌‌‌ ‍‌​‍‌‌​ ​ ‌​‌​​‍‌‌​ ​ ‌​‌​​‍‌‌​ ​‍​ ​‍‌‍‌‍‌ ​‍​‍‌‌​ ​‍​ ​‍​‍‌‌​ ‌‌‌​‌​​‍ ‍‌ ‌‍‌‍​‌‌‍ ​‌ ‌‌‌‍‌‌​ ‌‍​‍‌‍​‌‌ ​ ‌‍‌‌‌‌‌‌‌ ​‍‌‍ ​​ ‌‌‍‍​‌ ‌​‌ ‌​‌ ​​​‍‌‌​ ​ ‌​​‌​‍‌‌​ ​‍‌​‌‍​‍‌‌​ ​‍‌​‌‍‌‍ ​‌‍ ‌‍​ ‌‍​‌‌‍ ​‌‍‍​‌‍ ‌ ​ ‌ ‌​​‍‌‌​ ​ ‌​​‌​ ​ ​ ​ ​ ​ ​ ​ ​‍‌‍‌‍‍‌‌‍‌​​ ‌​ ‍‌​ ​‌‌ ‌‍‌‍ ‌‌​‌‍‌‍‌​‌‍‌ ‌‌​‍‌ ‍‍​ ‌‌‌‌‌‌‌​‌‍‌​‌‌‌‌‍‌‌‍​‍​ ‌‍‌‌​ ‌‌‌​‌‍ ‌‌​‍​‌ ​ ​ ‍‌​‍‌‍‌ ‌​‌ ‍‌‌ ​​‌‍‌‌​ ‌‌‍​ ‌‍ ‌‍ ‌‌ ​​‌‍‌‌‌ ‌​‌‍‌‌‌‍ ‍‌‍​ ‌‍‌‌​‍‌‍‌ ​​‌‍​‌‌ ‌​‌‍‍​​ ‌‌‍ ‍‌‍​‌‌‍ ‌‌‍‌‌​‍‌‌​ ‌‌‌​​‍‌‌ ‌‍‍ ‌‍‌‌‌ ‍‌​‍‌‌​ ​ ‌​‌​​‍‌‌​ ​ ‌​‌​​‍‌‌​ ​‍​ ​‍‌‍‌‍‌ ​‍​‍‌‌​ ​‍​ ​‍​‍‌‌​ ‌‌‌​‌​​‍ ‍‌ ‌‍‌‍​‌‌‍ ​‌ ‌‌‌‍‌‌​‍‌‍‌ ​​‌‍‌‌‌ ​‍‌ ​ ‌ ​​‌‍‌‌‌‍​ ‌ ‌​‌‍‍‌‌ ‌‍‌‍‌‌​ ‌‌ ​​‌ ‌‌‌‍​‍‌‍ ​‌‍‍‌‌ ​ ‌‍‍​‌‍‌‌‌‍‌​​‍​‍‌ ‌
2020-2024
Traitement de projet
Maîtrise d'ouvrage
Gemeindeverwaltung Zell​​​​‌ ‍ ​‍​‍‌‍ ‌ ​‍‌‍‍‌‌‍‌ ‌‍‍‌‌‍ ‍​‍​‍​ ‍‍​‍​‍‌ ​ ‌‍​‌‌‍ ‍‌‍‍‌‌ ‌​‌ ‍‌​‍ ‍‌‍‍‌‌‍ ​‍​‍​‍ ​​‍​‍‌‍‍​‌ ​‍‌‍‌‌‌‍‌‍​‍​‍​ ‍‍​‍​‍‌‍‍​‌ ‌​‌ ‌​‌ ​​​ ‍‍​‍ ​‍ ‌‍ ​‌‍ ‌‍​ ‌‍​‌‌‍ ​‌‍‍​‌‍ ‌ ​ ‌ ‌​​ ‍‍​ ​ ​ ​ ​ ​ ​ ​ ​‍ ‌‍‍‌‌‍ ‍‌ ‌​‌‍‌‌‌‍ ‍‌ ‌​​‍ ‌‍‌‌‌‍‌​‌‍‍‌‌ ‌​​‍ ‌‍ ‌‌‍ ‌‍‌​‌‍‌‌​ ‌‌ ​​‌ ​‍‌‍‌‌‌ ​ ‌‍‌‌‌‍ ‍‌ ‌​‌‍​‌‌ ‌​‌‍‍‌‌‍ ‌‍ ‍​ ‍ ‌‍‍‌‌‍‌​​ ‌​ ‌‍​ ‌ ‌‍​ ​ ​ ‌‍‌‌​ ‍‌​ ‌​​ ​‍​‍ ‌​ ​​​ ‍​​ ​‌​ ​ ​‍ ‌​ ‌​‌‍‌‍​ ‌ ‌‍‌​​‍ ‌‌‍​‌​ ​‌‌‍‌‍​ ‍​​‍ ‌‌‍‌​​ ​​‌‍‌​​ ‌‌‌‍‌​‌‍‌​​ ‌‍​ ‌‍‌‍​ ​ ‌‌‌‍‌‍​ ‌‌​ ‍ ‌ ‌​‌ ‍‌‌ ​​‌‍‌‌​ ‌‌ ​​‌ ​‍‌‍ ‌‍‍‍‌‍‌‌‌‍​ ‌ ‌​​ ‍ ‌ ​​‌‍​‌‌ ‌​‌‍‍​​ ‌‌‍​‍‌ ‌‌‌‍‍‌‌‍ ​‌‍‌​‌‍‌‌‌ ​‍​‍‌‌​ ‌‌‌​​‍‌‌ ‌‍‍ ‌‍‌‌‌ ‍‌​‍‌‌​ ​ ‌​‌​​‍‌‌​ ​ ‌​‌​​‍‌‌​ ​‍​ ​‍‌‍‌​‌‍‌‌​‍‌‌​ ​‍​ ​‍​‍‌‌​ ‌‌‌​‌​​‍ ‍‌ ‌‍‌‍​‌‌‍ ​‌ ‌‌‌‍‌‌​ ‌‍​‍‌‍​‌‌ ​ ‌‍‌‌‌‌‌‌‌ ​‍‌‍ ​​ ‌‌‍‍​‌ ‌​‌ ‌​‌ ​​​‍‌‌​ ​ ‌​​‌​‍‌‌​ ​‍‌​‌‍​‍‌‌​ ​‍‌​‌‍‌‍ ​‌‍ ‌‍​ ‌‍​‌‌‍ ​‌‍‍​‌‍ ‌ ​ ‌ ‌​​‍‌‌​ ​ ‌​​‌​ ​ ​ ​ ​ ​ ​ ​ ​‍‌‍‌‍‍‌‌‍‌​​ ‌​ ‌‍​ ‌ ‌‍​ ​ ​ ‌‍‌‌​ ‍‌​ ‌​​ ​‍​‍ ‌​ ​​​ ‍​​ ​‌​ ​ ​‍ ‌​ ‌​‌‍‌‍​ ‌ ‌‍‌​​‍ ‌‌‍​‌​ ​‌‌‍‌‍​ ‍​​‍ ‌‌‍‌​​ ​​‌‍‌​​ ‌‌‌‍‌​‌‍‌​​ ‌‍​ ‌‍‌‍​ ​ ‌‌‌‍‌‍​ ‌‌​‍‌‍‌ ‌​‌ ‍‌‌ ​​‌‍‌‌​ ‌‌ ​​‌ ​‍‌‍ ‌‍‍‍‌‍‌‌‌‍​ ‌ ‌​​‍‌‍‌ ​​‌‍​‌‌ ‌​‌‍‍​​ ‌‌‍​‍‌ ‌‌‌‍‍‌‌‍ ​‌‍‌​‌‍‌‌‌ ​‍​‍‌‌​ ‌‌‌​​‍‌‌ ‌‍‍ ‌‍‌‌‌ ‍‌​‍‌‌​ ​ ‌​‌​​‍‌‌​ ​ ‌​‌​​‍‌‌​ ​‍​ ​‍‌‍‌​‌‍‌‌​‍‌‌​ ​‍​ ​‍​‍‌‌​ ‌‌‌​‌​​‍ ‍‌ ‌‍‌‍​‌‌‍ ​‌ ‌‌‌‍‌‌​‍‌‍‌ ​​‌‍‌‌‌ ​‍‌ ​ ‌ ​​‌‍‌‌‌‍​ ‌ ‌​‌‍‍‌‌ ‌‍‌‍‌‌​ ‌‌ ​​‌ ‌‌‌‍​‍‌‍ ​‌‍‍‌‌ ​ ‌‍‍​‌‍‌‌‌‍‌​​‍​‍‌ ‌
Architecture
Ruedi Lattmann Architektur und Design AG​​​​‌ ‍ ​‍​‍‌‍ ‌ ​‍‌‍‍‌‌‍‌ ‌‍‍‌‌‍ ‍​‍​‍​ ‍‍​‍​‍‌ ​ ‌‍​‌‌‍ ‍‌‍‍‌‌ ‌​‌ ‍‌​‍ ‍‌‍‍‌‌‍ ​‍​‍​‍ ​​‍​‍‌‍‍​‌ ​‍‌‍‌‌‌‍‌‍​‍​‍​ ‍‍​‍​‍‌‍‍​‌ ‌​‌ ‌​‌ ​​​ ‍‍​‍ ​‍ ‌‍ ​‌‍ ‌‍​ ‌‍​‌‌‍ ​‌‍‍​‌‍ ‌ ​ ‌ ‌​​ ‍‍​ ​ ​ ​ ​ ​ ​ ​ ​‍ ‌‍‍‌‌‍ ‍‌ ‌​‌‍‌‌‌‍ ‍‌ ‌​​‍ ‌‍‌‌‌‍‌​‌‍‍‌‌ ‌​​‍ ‌‍ ‌‌‍ ‌‍‌​‌‍‌‌​ ‌‌ ​​‌ ​‍‌‍‌‌‌ ​ ‌‍‌‌‌‍ ‍‌ ‌​‌‍​‌‌ ‌​‌‍‍‌‌‍ ‌‍ ‍​ ‍ ‌‍‍‌‌‍‌​​ ‌​ ‌‍​ ‌ ‌‍​ ​ ​ ‌‍‌‌​ ‍‌​ ‌​​ ​‍​‍ ‌​ ​​​ ‍​​ ​‌​ ​ ​‍ ‌​ ‌​‌‍‌‍​ ‌ ‌‍‌​​‍ ‌‌‍​‌​ ​‌‌‍‌‍​ ‍​​‍ ‌‌‍‌​​ ​​‌‍‌​​ ‌‌‌‍‌​‌‍‌​​ ‌‍​ ‌‍‌‍​ ​ ‌‌‌‍‌‍​ ‌‌​ ‍ ‌ ‌​‌ ‍‌‌ ​​‌‍‌‌​ ‌‌ ​​‌ ​‍‌‍ ‌‍‍‍‌‍‌‌‌‍​ ‌ ‌​​ ‍ ‌ ​​‌‍​‌‌ ‌​‌‍‍​​ ‌‌‍​‌‌ ​‍‌‍​ ‌‍‍​‌‍‍‌‌ ‌​‌‍‌‌‌‍​ ‌ ‌​​‍‌‌​ ‌‌‌​​‍‌‌ ‌‍‍ ‌‍‌‌‌ ‍‌​‍‌‌​ ​ ‌​‌​​‍‌‌​ ​ ‌​‌​​‍‌‌​ ​‍​ ​‍‌‍‌​‌‍‌‌​‍‌‌​ ​‍​ ​‍​‍‌‌​ ‌‌‌​‌​​‍ ‍‌ ‌‍‌‍​‌‌‍ ​‌ ‌‌‌‍‌‌​ ‌‍​‍‌‍​‌‌ ​ ‌‍‌‌‌‌‌‌‌ ​‍‌‍ ​​ ‌‌‍‍​‌ ‌​‌ ‌​‌ ​​​‍‌‌​ ​ ‌​​‌​‍‌‌​ ​‍‌​‌‍​‍‌‌​ ​‍‌​‌‍‌‍ ​‌‍ ‌‍​ ‌‍​‌‌‍ ​‌‍‍​‌‍ ‌ ​ ‌ ‌​​‍‌‌​ ​ ‌​​‌​ ​ ​ ​ ​ ​ ​ ​ ​‍‌‍‌‍‍‌‌‍‌​​ ‌​ ‌‍​ ‌ ‌‍​ ​ ​ ‌‍‌‌​ ‍‌​ ‌​​ ​‍​‍ ‌​ ​​​ ‍​​ ​‌​ ​ ​‍ ‌​ ‌​‌‍‌‍​ ‌ ‌‍‌​​‍ ‌‌‍​‌​ ​‌‌‍‌‍​ ‍​​‍ ‌‌‍‌​​ ​​‌‍‌​​ ‌‌‌‍‌​‌‍‌​​ ‌‍​ ‌‍‌‍​ ​ ‌‌‌‍‌‍​ ‌‌​‍‌‍‌ ‌​‌ ‍‌‌ ​​‌‍‌‌​ ‌‌ ​​‌ ​‍‌‍ ‌‍‍‍‌‍‌‌‌‍​ ‌ ‌​​‍‌‍‌ ​​‌‍​‌‌ ‌​‌‍‍​​ ‌‌‍​‌‌ ​‍‌‍​ ‌‍‍​‌‍‍‌‌ ‌​‌‍‌‌‌‍​ ‌ ‌​​‍‌‌​ ‌‌‌​​‍‌‌ ‌‍‍ ‌‍‌‌‌ ‍‌​‍‌‌​ ​ ‌​‌​​‍‌‌​ ​ ‌​‌​​‍‌‌​ ​‍​ ​‍‌‍‌​‌‍‌‌​‍‌‌​ ​‍​ ​‍​‍‌‌​ ‌‌‌​‌​​‍ ‍‌ ‌‍‌‍​‌‌‍ ​‌ ‌‌‌‍‌‌​‍‌‍‌ ​​‌‍‌‌‌ ​‍‌ ​ ‌ ​​‌‍‌‌‌‍​ ‌ ‌​‌‍‍‌‌ ‌‍‌‍‌‌​ ‌‌ ​​‌ ‌‌‌‍​‍‌‍ ​‌‍‍‌‌ ​ ‌‍‍​‌‍‌‌‌‍‌​​‍​‍‌ ‌